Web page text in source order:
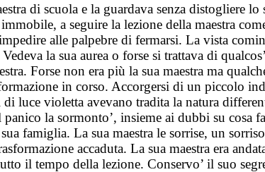
di scuola e la guardava senza distogliere
a seguire la lezione della maestra
alle palpebre di fermarsi. La vista
la sua aurea o forse si trattava di
Forse non era più la sua maestra ma
in corso. Accorgersi di un piccolo
luce violetta avevano tradita la natura
panico la sormonto’, insieme ai dubbi su
famiglia. La sua maestra le sorrise, un
accaduta. La sua maestra era
il tempo della lezione. Conservo’ il suo